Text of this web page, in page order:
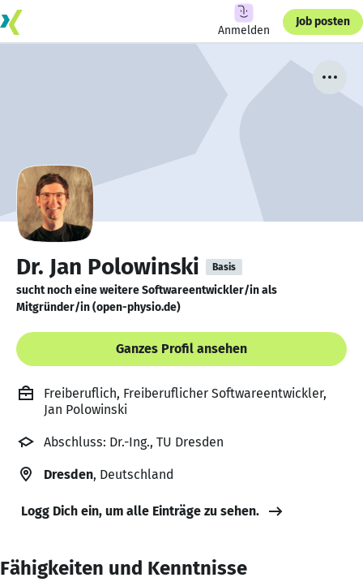
Anmelden
Job posten
Dr. Jan Polowinski Basis
sucht noch eine weitere Softwareentwickler/in als
Mitgründer/in (open-physio.de)
Ganzes Profil ansehen
Freiberuflich, Freiberuflicher Softwareentwickler,
Jan Polowinski
Abschluss: Dr.-Ing., TU Dresden
Dresden, Deutschland
Logg Dich ein, um alle Einträge zu sehen.
Fähigkeiten und Kenntnisse